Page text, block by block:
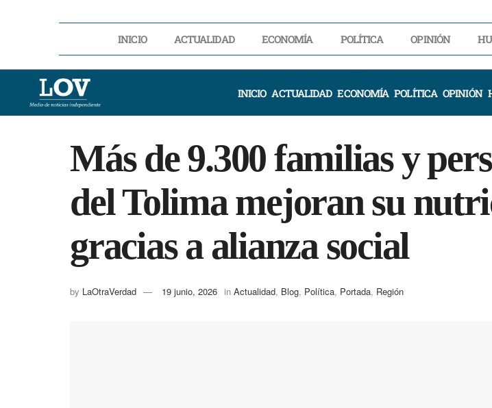
INICIO ACTUALIDAD ECONOMÍA POLÍTICA OPINIÓN
INICIO ACTUALIDAD ECONOMÍA POLÍTICA OPINIÓN
Más de 9.300 familias y
del Tolima mejoran su
gracias a alianza social
by LaOtraVerdad 19 junio, 2026 in Actualidad, Blog, Política, Portada, Región